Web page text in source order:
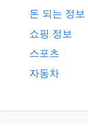
돈 되는 정보
쇼핑 정보
스포츠
자동차